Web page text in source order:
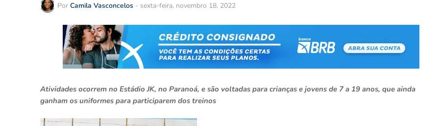
Por Camila Vasconcelos - sexta-feira, novembro 18, 2022
Atividades ocorrem no Estádio JK, no Paranoá, e são voltadas para crianças e jovens de 7 a 19 anos, que ainda
ganham os uniformes para participarem dos treinos